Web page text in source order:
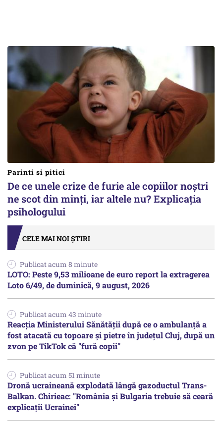
Parinti si pitici
De ce unele crize de furie ale copiilor noștri
ne scot din minți, iar altele nu? Explicația
psihologului
CELE MAI NOI ȘTIRI
Publicat acum 8 minute
LOTO: Peste 9,53 milioane de euro report la extragerea
Loto 6/49, de duminică, 9 august, 2026
Publicat acum 43 minute
Reacția Ministerului Sănătății după ce o ambulanță a
fost atacată cu topoare și pietre în județul Cluj, după un
zvon pe TikTok că "fură copii"
Publicat acum 51 minute
Dronă ucraineană explodată lângă gazoductul Trans-
Balkan. Chirieac: "România și Bulgaria trebuie să ceară
explicații Ucrainei"